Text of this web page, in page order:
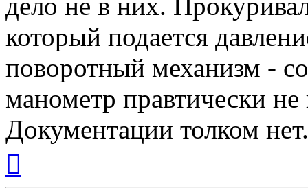
дело не в них.
который подается
поворотный механизм -
манометр правтически не
Документации толком
началу